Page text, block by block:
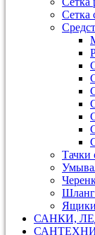
Сетка
Тачки
САНКИ,